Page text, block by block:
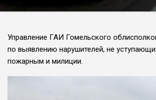
Управление ГАИ Гомельского
по выявлению нарушителей, не
пожарным и милиции.